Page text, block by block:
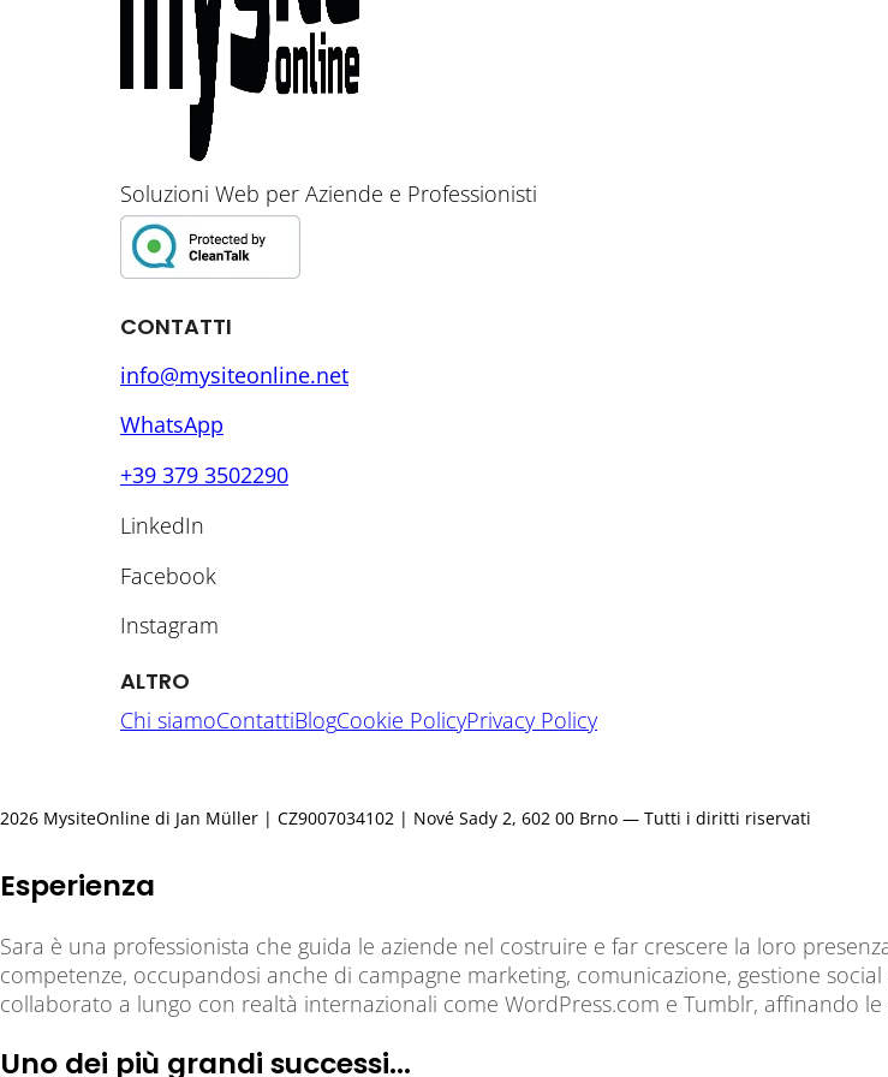
Soluzioni Web per Aziende e Professionisti
CONTATTI
info@mysiteonline.net
WhatsApp
+39 379 3502290
LinkedIn
Facebook
Instagram
ALTRO
Chi siamoContattiBlogCookie PolicyPrivacy Policy
2026 MysiteOnline di Jan Müller | CZ9007034102 | Nové Sady 2, 602 00 Brno — Tutti i diritti riservati
Esperienza
Sara è una professionista che guida le aziende nel costruire e far crescere la loro
competenze, occupandosi anche di campagne marketing, comunicazione, gestione
collaborato a lungo con realtà internazionali come WordPress.com e Tumblr, affinando le
Uno dei più grandi successi...